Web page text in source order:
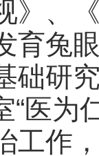
》、
育兔
础研
“医为
工作